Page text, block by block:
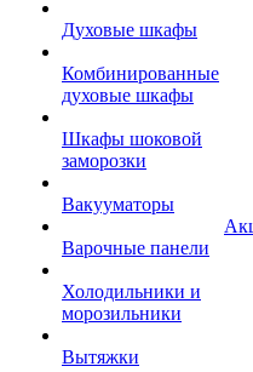
Духовые шкафы
Комбинированные
духовые шкафы
Шкафы шоковой
заморозки
Вакууматоры
Варочные панели
Холодильники и
морозильники
Вытяжки